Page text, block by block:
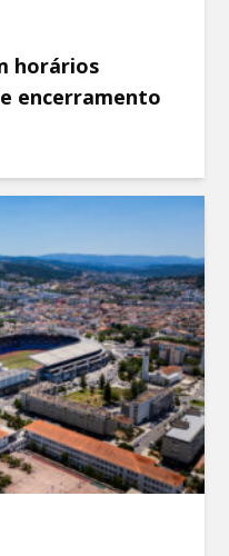
horários
encerramento